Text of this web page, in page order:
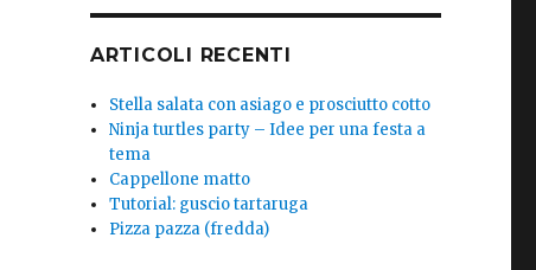
ARTICOLI RECENTI
Stella salata con asiago e prosciutto cotto
Ninja turtles party – Idee per una festa a
tema
Cappellone matto
Tutorial: guscio tartaruga
Pizza pazza (fredda)